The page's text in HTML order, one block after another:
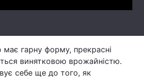
гарну форму, прекрасні
винятковою врожайністю.
себе ще до того, як